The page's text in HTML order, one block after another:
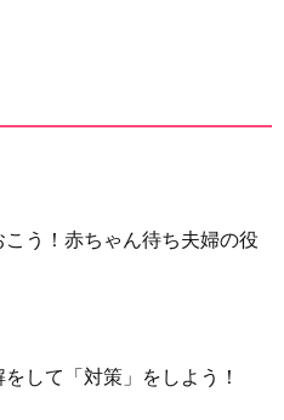
う！赤ちゃん待ち夫婦の役
して「対策」をしよう！